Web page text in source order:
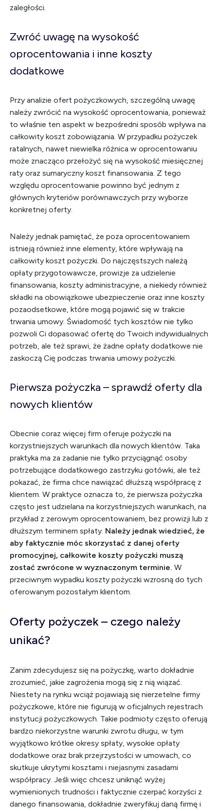
zaległości.
Zwróć uwagę na wysokość
oprocentowania i inne koszty
dodatkowe
Przy analizie ofert pożyczkowych, szczególną uwagę
należy zwrócić na wysokość oprocentowania, ponieważ
to właśnie ten aspekt w bezpośredni sposób wpływa na
całkowity koszt zobowiązania. W przypadku pożyczek
ratalnych, nawet niewielka różnica w oprocentowaniu
może znacząco przełożyć się na wysokość miesięcznej
raty oraz sumaryczny koszt finansowania. Z tego
względu oprocentowanie powinno być jednym z
głównych kryteriów porównawczych przy wyborze
konkretnej oferty.
Należy jednak pamiętać, że poza oprocentowaniem
istnieją również inne elementy, które wpływają na
całkowity koszt pożyczki. Do najczęstszych należą
opłaty przygotowawcze, prowizje za udzielenie
finansowania, koszty administracyjne, a niekiedy również
składki na obowiązkowe ubezpieczenie oraz inne koszty
pozaodsetkowe, które mogą pojawić się w trakcie
trwania umowy. Świadomość tych kosztów nie tylko
pozwoli Ci dopasować ofertę do Twoich indywidualnych
potrzeb, ale też sprawi, że żadne opłaty dodatkowe nie
zaskoczą Cię podczas trwania umowy pożyczki.
Pierwsza pożyczka – sprawdź oferty dla
nowych klientów
Obecnie coraz więcej firm oferuje pożyczki na
korzystniejszych warunkach dla nowych klientów. Taka
praktyka ma za zadanie nie tylko przyciągnąć osoby
potrzebujące dodatkowego zastrzyku gotówki, ale też
pokazać, że firma chce nawiązać dłuższą współpracę z
klientem. W praktyce oznacza to, że pierwsza pożyczka
często jest udzielana na korzystniejszych warunkach, na
przykład z zerowym oprocentowaniem, bez prowizji lub z
dłuższym terminem spłaty. Należy jednak wiedzieć, że
aby faktycznie móc skorzystać z danej oferty
promocyjnej, całkowite koszty pożyczki muszą
zostać zwrócone w wyznaczonym terminie. W
przeciwnym wypadku koszty pożyczki wzrosną do tych
oferowanym pozostałym klientom.
Oferty pożyczek – czego należy
unikać?
Zanim zdecydujesz się na pożyczkę, warto dokładnie
zrozumieć, jakie zagrożenia mogą się z nią wiązać.
Niestety na rynku wciąż pojawiają się nierzetelne firmy
pożyczkowe, które nie figurują w oficjalnych rejestrach
instytucji pożyczkowych. Takie podmioty często oferują
bardzo niekorzystne warunki zwrotu długu, w tym
wyjątkowo krótkie okresy spłaty, wysokie opłaty
dodatkowe oraz brak przejrzystości w umowach, co
skutkuje ukrytymi kosztami i niejasnymi zasadami
współpracy. Jeśli więc chcesz uniknąć wyżej
wymienionych trudności i faktycznie czerpać korzyści z
danego finansowania, dokładnie zweryfikuj daną firmę i